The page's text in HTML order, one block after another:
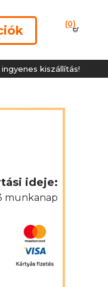
(0)
ideje:
munkanap